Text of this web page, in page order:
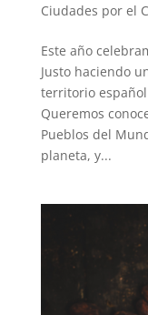
Ciudades por el
Este año
Justo haciendo
territorio
Queremos
Pueblos del
planeta, y...